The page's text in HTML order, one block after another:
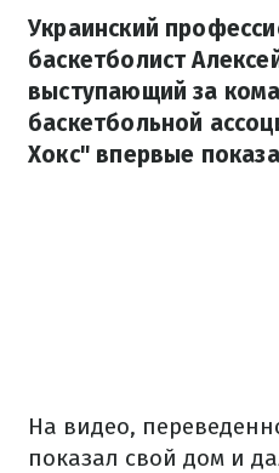
Украинский
баскетболист
выступающий за
баскетбольной
Хокс" впервые
На видео,
показал свой дом и